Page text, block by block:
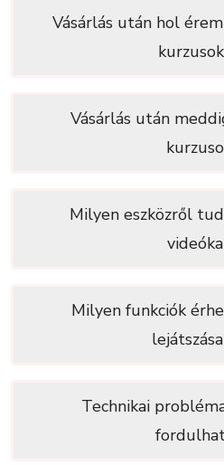
Vásárlás után hol
Vásárlás után
Milyen eszközről
Milyen funkciók
Technikai